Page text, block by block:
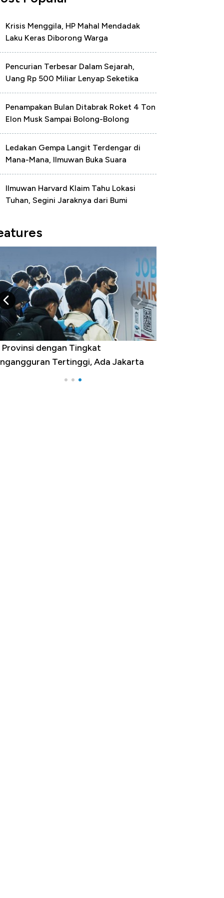
Krisis Menggila, HP Mahal Mendadak
Laku Keras Diborong Warga
Pencurian Terbesar Dalam Sejarah,
Uang Rp 500 Miliar Lenyap Seketika
Penampakan Bulan Ditabrak Roket 4 Ton
Elon Musk Sampai Bolong-Bolong
Ledakan Gempa Langit Terdengar di
Mana-Mana, Ilmuwan Buka Suara
Ilmuwan Harvard Klaim Tahu Lokasi
Tuhan, Segini Jaraknya dari Bumi
Provinsi dengan Tingkat
Tertinggi, Ada Jakarta